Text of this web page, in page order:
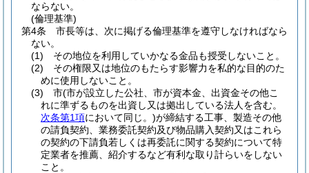
ならない。
(倫理基準)
第4条
市長等は、次に掲げる倫理基準を遵守しなければなら
ない。
(1)
その地位を利用していかなる金品も授受しないこと。
(2)
その権限又は地位のもたらす影響力を私的な目的のた
めに使用しないこと。
(3)
市(市が設立した公社、市が資本金、出資金その他こ
れに準ずるものを出資し又は拠出している法人を含む。
次条第1項において同じ。)が締結する工事、製造その他
の請負契約、業務委託契約及び物品購入契約又はこれら
の契約の下請負若しくは再委託に関する契約について特
定業者を推薦、紹介するなど有利な取り計らいをしない
こと。